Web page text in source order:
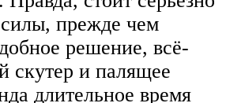
прежде чем
решение, всё-
скутер и палящее
длительное время